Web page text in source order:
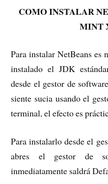
COMO INSTALAR
MINT
Para instalar NetBeans es
instalado el JDK
desde el gestor de
siente sucia usando el
terminal, el efecto es
Para instalarlo desde el
abres el gestor de
inmediatamente saldrá